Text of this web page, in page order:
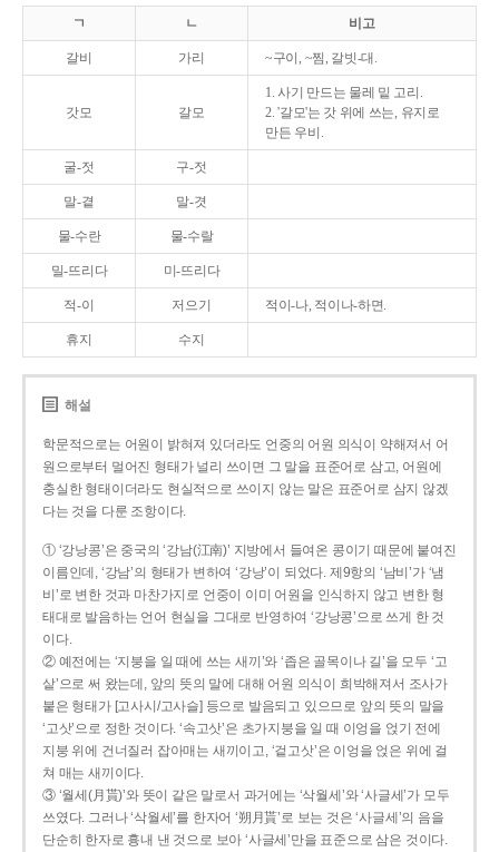
ㄱ ㄴ 비고
갈비 가리 ~구이, ~찜, 갈빗-대.
갓모 갈모
1. 사기 만드는 물레 밑 고리.
2. '갈모'는 갓 위에 쓰는, 유지로
만든 우비.
굴-젓 구-젓
말-곁 말-겻
물-수란 물-수랄
밀-뜨리다 미-뜨리다
적-이 저으기 적이-나, 적이나-하면.
휴지 수지
해설
학문적으로는 어원이 밝혀져 있더라도 언중의 어원 의식이 약해져서 어
원으로부터 멀어진 형태가 널리 쓰이면 그 말을 표준어로 삼고, 어원에
충실한 형태이더라도 현실적으로 쓰이지 않는 말은 표준어로 삼지 않겠
다는 것을 다룬 조항이다.
① ‘강낭콩’은 중국의 ‘강남(江南)’ 지방에서 들여온 콩이기 때문에 붙여진
이름인데, ‘강남’의 형태가 변하여 ‘강낭’이 되었다. 제9항의 ‘남비’가 ‘냄
비’로 변한 것과 마찬가지로 언중이 이미 어원을 인식하지 않고 변한 형
태대로 발음하는 언어 현실을 그대로 반영하여 ‘강낭콩’으로 쓰게 한 것
이다.
② 예전에는 ‘지붕을 일 때에 쓰는 새끼’와 ‘좁은 골목이나 길’을 모두 ‘고
샅’으로 써 왔는데, 앞의 뜻의 말에 대해 어원 의식이 희박해져서 조사가
붙은 형태가 [고사시/고사슬] 등으로 발음되고 있으므로 앞의 뜻의 말을
‘고삿’으로 정한 것이다. ‘속고삿’은 초가지붕을 일 때 이엉을 얹기 전에
지붕 위에 건너질러 잡아매는 새끼이고, ‘겉고삿’은 이엉을 얹은 위에 걸
쳐 매는 새끼이다.
③ ‘월세(月貰)’와 뜻이 같은 말로서 과거에는 ‘삭월세’와 ‘사글세’가 모두
쓰였다. 그러나 ‘삭월세’를 한자어 ‘朔月貰’로 보는 것은 ‘사글세’의 음을
단순히 한자로 흉내 낸 것으로 보아 ‘사글세’만을 표준으로 삼은 것이다.